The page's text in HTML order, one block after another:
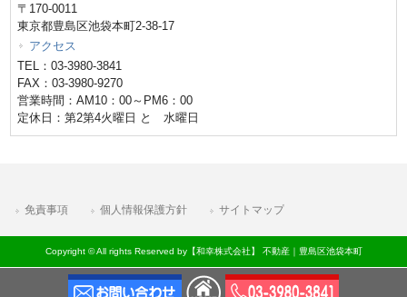
〒170-0011
東京都豊島区池袋本町2-38-17
アクセス
TEL：03-3980-3841
FAX：03-3980-9270
営業時間：AM10：00～PM6：00
定休日：第2第4火曜日 と 水曜日
免責事項 個人情報保護方針 サイトマップ
Copyright © All rights Reserved by【和幸株式会社】 不動産｜豊島区池袋本町